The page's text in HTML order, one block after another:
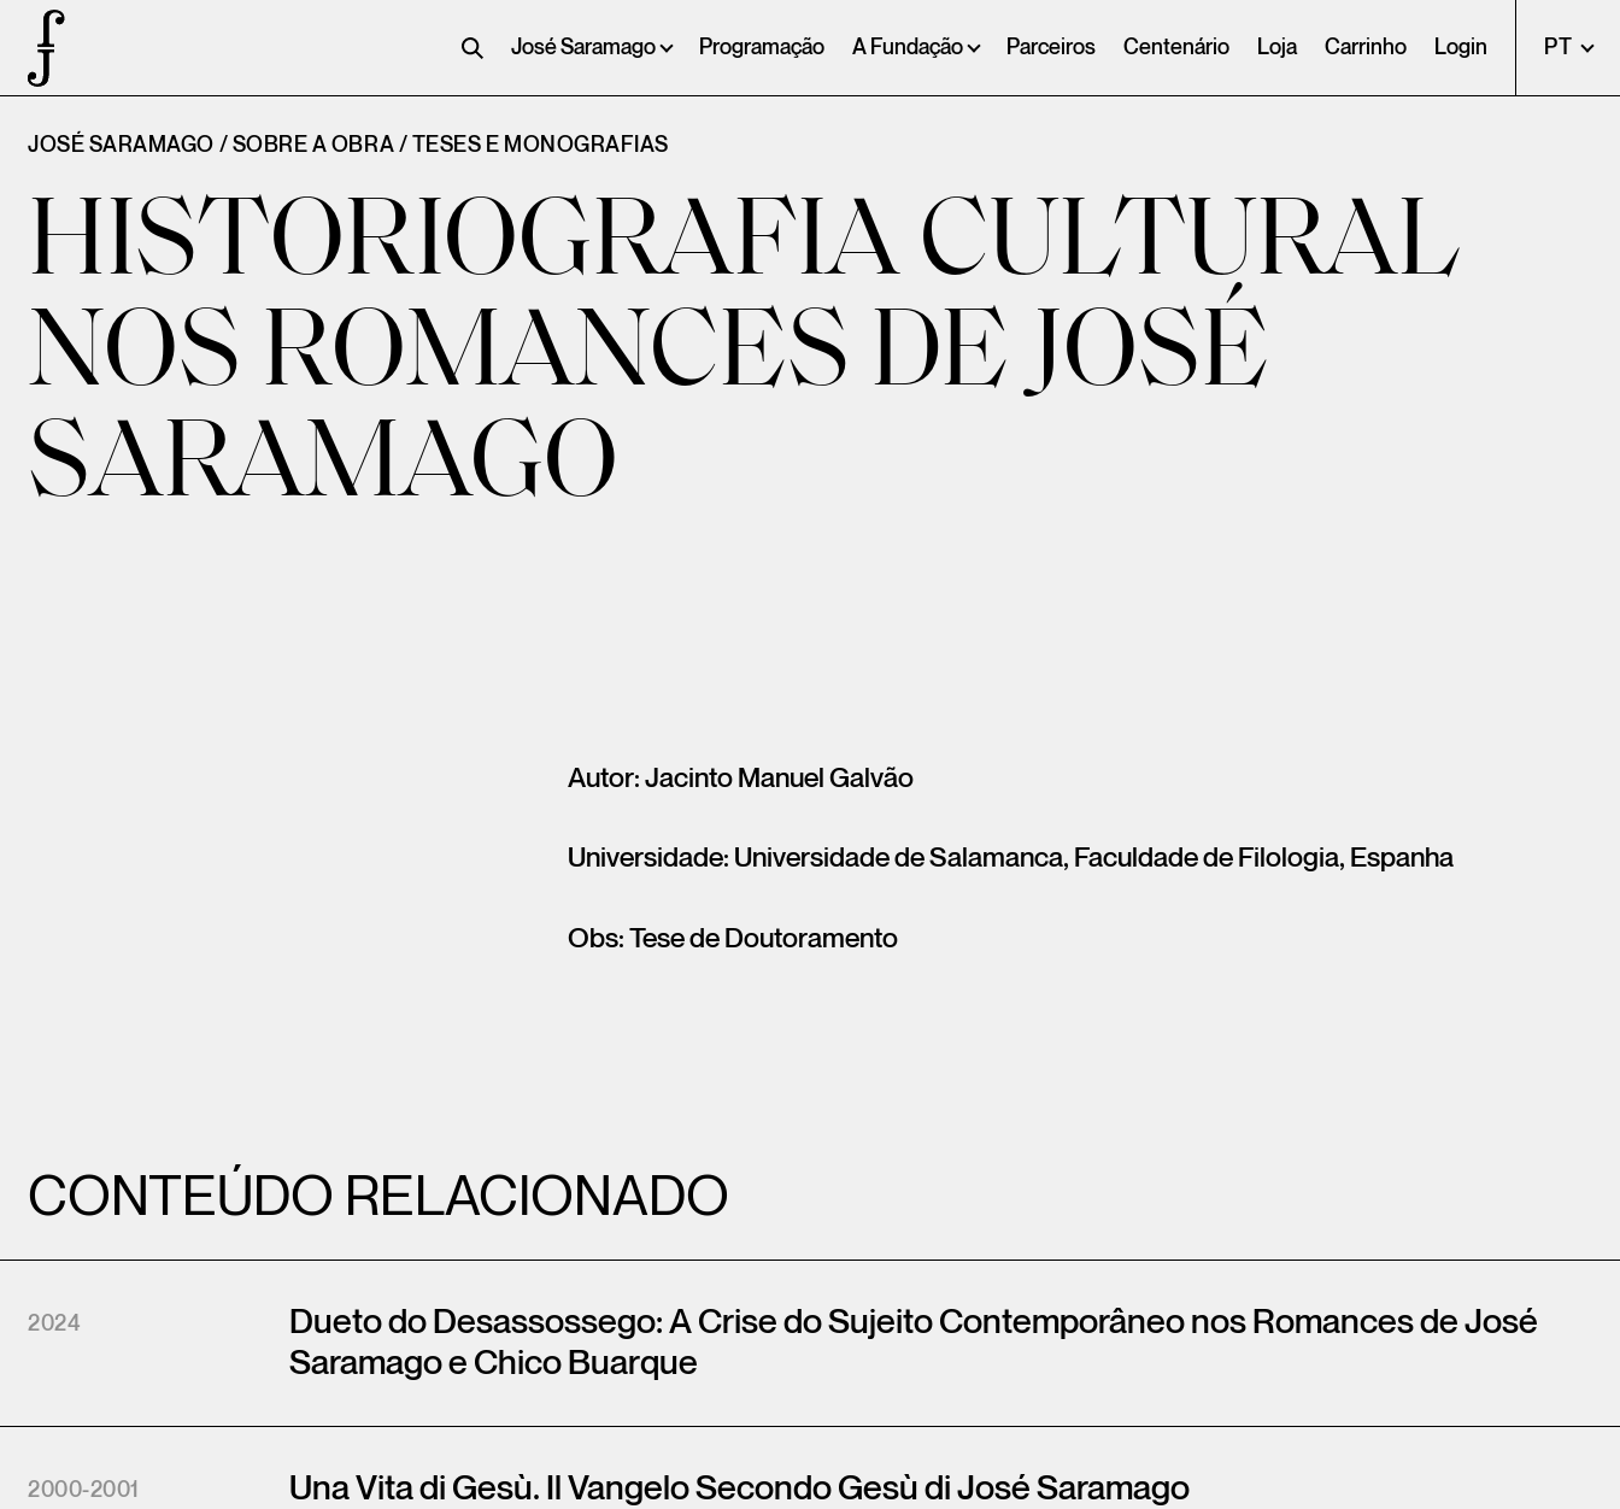
José Saramago Programação A Fundação Parceiros Centenário Loja Carrinho Login PT
JOSÉ SARAMAGO / SOBRE A OBRA / TESES E MONOGRAFIAS
HISTORIOGRAFIA CULTURAL
NOS ROMANCES DE JOSÉ
SARAMAGO
Autor: Jacinto Manuel Galvão
Universidade: Universidade de Salamanca, Faculdade de Filologia, Espanha
Obs: Tese de Doutoramento
CONTEÚDO RELACIONADO
Dueto do Desassossego: A Crise do Sujeito Contemporâneo nos Romances de José
Saramago e Chico Buarque
2024
Una Vita di Gesù. Il Vangelo Secondo Gesù di José Saramago
2000-2001